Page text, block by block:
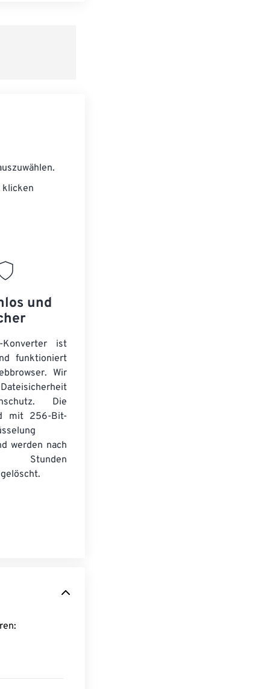
klicken
und
Konverter ist
funktioniert
Wir
Die
mit 256-Bit-
werden nach
Stunden